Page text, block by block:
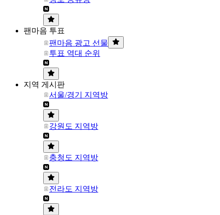
팬마음 투표
팬마음 광고 선물
투표 역대 순위
지역 게시판
서울/경기 지역방
강원도 지역방
충청도 지역방
전라도 지역방